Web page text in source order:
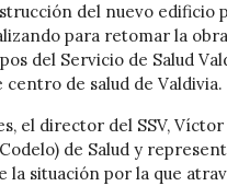
del nuevo edificio
para retomar la
del Servicio de Salud
de salud de Valdivia.
el director del SSV,
de Salud y
situación por la que